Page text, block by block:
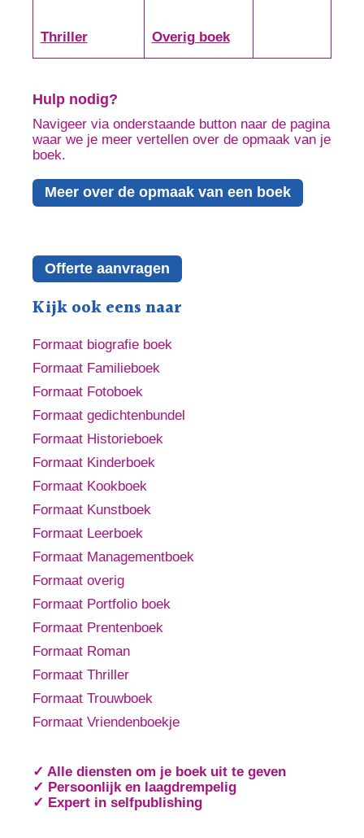
Thriller Overig boek
Hulp nodig?
Navigeer via onderstaande button naar de pagina
waar we je meer vertellen over de opmaak van je
boek.
Meer over de opmaak van een boek
Offerte aanvragen
Kijk ook eens naar
Formaat biografie boek
Formaat Familieboek
Formaat Fotoboek
Formaat gedichtenbundel
Formaat Historieboek
Formaat Kinderboek
Formaat Kookboek
Formaat Kunstboek
Formaat Leerboek
Formaat Managementboek
Formaat overig
Formaat Portfolio boek
Formaat Prentenboek
Formaat Roman
Formaat Thriller
Formaat Trouwboek
Formaat Vriendenboekje
✓ Alle diensten om je boek uit te geven
✓ Persoonlijk en laagdrempelig
✓ Expert in selfpublishing